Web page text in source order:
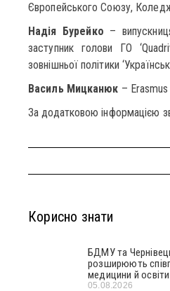
Європейського Союзу,
Надія Бурейко –
заступник голови ГО
зовнішньої політики
Василь Мицканюк –
За додатковою інформацією
Корисно знати
БДМУ та
розширюють
медицини й освіти
05.08.2026